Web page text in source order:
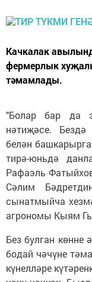
Качкалак
фермерлык
тәмамлады.
"Болар бар да
нәтиҗәсе.
белән
тирә-юньдә
Рафаэль
Сәлим
сынатмыйча
агрономы Кыям
Без булган көнне
бодай чәчүне
күнелләре